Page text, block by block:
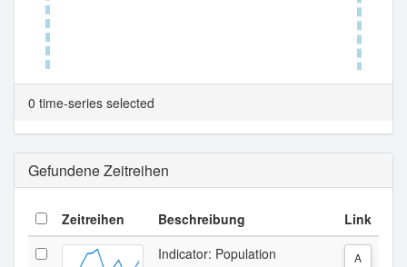
Tabellenansicht.
0 time-series selected
Gefundene Zeitreihen
Zeitreihen Beschreibung Link
Indicator: Population
A